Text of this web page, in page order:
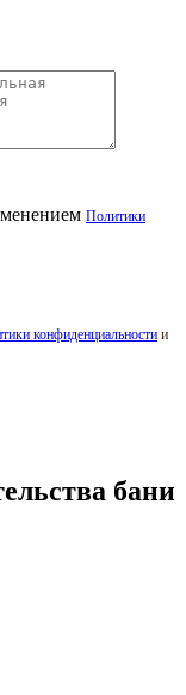
Политики
конфиденциальности и
бани